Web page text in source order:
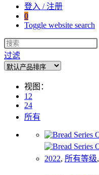
登入 / 注册
0
Toggle website search
过滤
视图：
12
24
所有
2022, 所有等级,